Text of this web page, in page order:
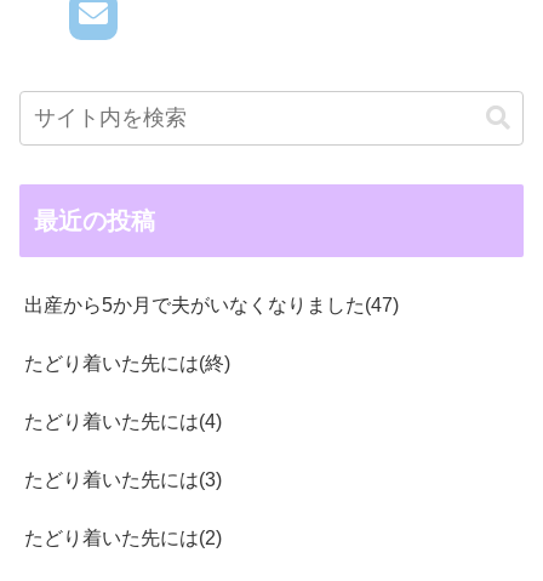
最近の投稿
出産から5か月で夫がいなくなりました(47)
たどり着いた先には(終)
たどり着いた先には(4)
たどり着いた先には(3)
たどり着いた先には(2)